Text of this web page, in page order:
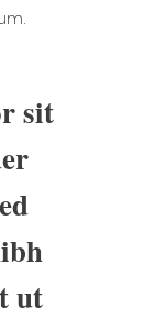
sit
ut